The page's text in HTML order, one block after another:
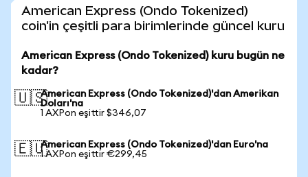
American Express (Ondo Tokenized)
coin'in çeşitli para birimlerinde güncel kuru
American Express (Ondo Tokenized) kuru bugün ne
kadar?
🇺🇸American Express (Ondo Tokenized)'dan Amerikan
Doları'na
1 AXPon eşittir $346,07
🇪🇺American Express (Ondo Tokenized)'dan Euro'na
1 AXPon eşittir €299,45